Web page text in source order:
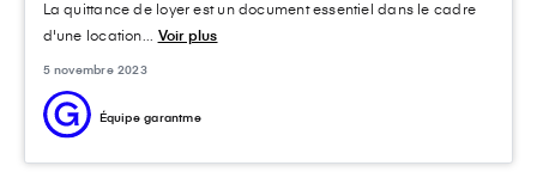
La quittance de loyer est un document essentiel dans le cadre
d'une location... Voir plus
5 novembre 2023
Équipe garantme